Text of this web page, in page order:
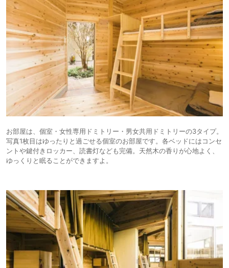
お部屋は、個室・女性専用ドミトリー・男女共用ドミトリーの3タイプ。
写真1枚目はゆったりと過ごせる個室のお部屋です。各ベッドにはコンセ
ントや鍵付きロッカー、読書灯なども完備。天然木の香りが心地よく、
ゆっくりと眠ることができますよ。